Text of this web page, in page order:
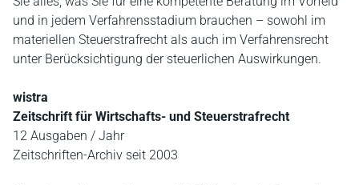
und in jedem Verfahrensstadium brauchen – sowohl im
materiellen Steuerstrafrecht als auch im Verfahrensrecht
unter Berücksichtigung der steuerlichen Auswirkungen.
wistra
Zeitschrift für Wirtschafts- und Steuerstrafrecht
12 Ausgaben / Jahr
Zeitschriften-Archiv seit 2003